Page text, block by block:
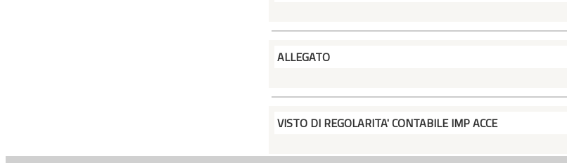
ALLEGATO
VISTO DI REGOLARITA' CONTABILE IMP ACCE